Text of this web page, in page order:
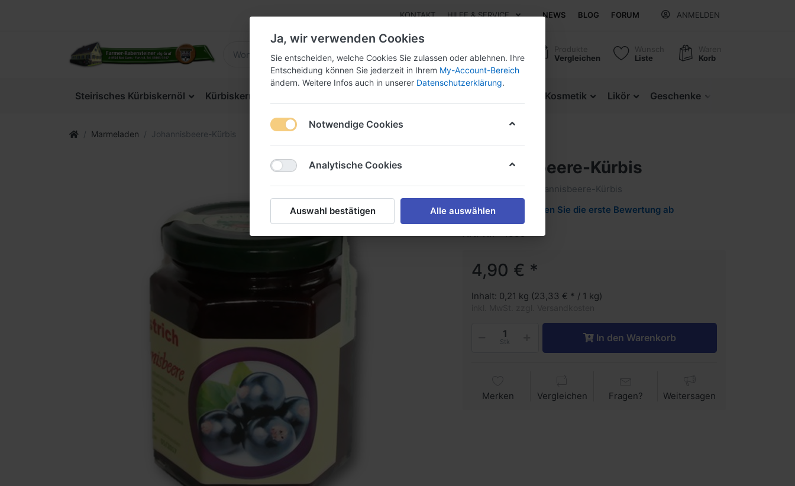
KONTAKT HILFE & SERVICE NEWS BLOG FORUM ANMELDEN
Produkte
Vergleichen
Wunsch
Liste
Waren
Korb
Steirisches Kürbiskernöl Kürbiskerne Kosmetik Likör Geschenke
Marmeladen Johannisbeere-Kürbis
Johannisbeere-Kürbis
Fruchtaufstrich Johannisbeere-Kürbis
Geben Sie die erste Bewertung ab
4,90 € *
Inhalt: 0,21 kg (23,33 € * / 1 kg)
Stk In den Warenkorb
Merken Vergleichen Fragen? Weitersagen
Ja, wir verwenden Cookies
Sie entscheiden, welche Cookies Sie zulassen oder ablehnen. Ihre
Entscheidung können Sie jederzeit in Ihrem My-Account-Bereich
ändern. Weitere Infos auch in unserer Datenschutzerklärung.
Notwendige Cookies
Analytische Cookies
Auswahl bestätigen Alle auswählen